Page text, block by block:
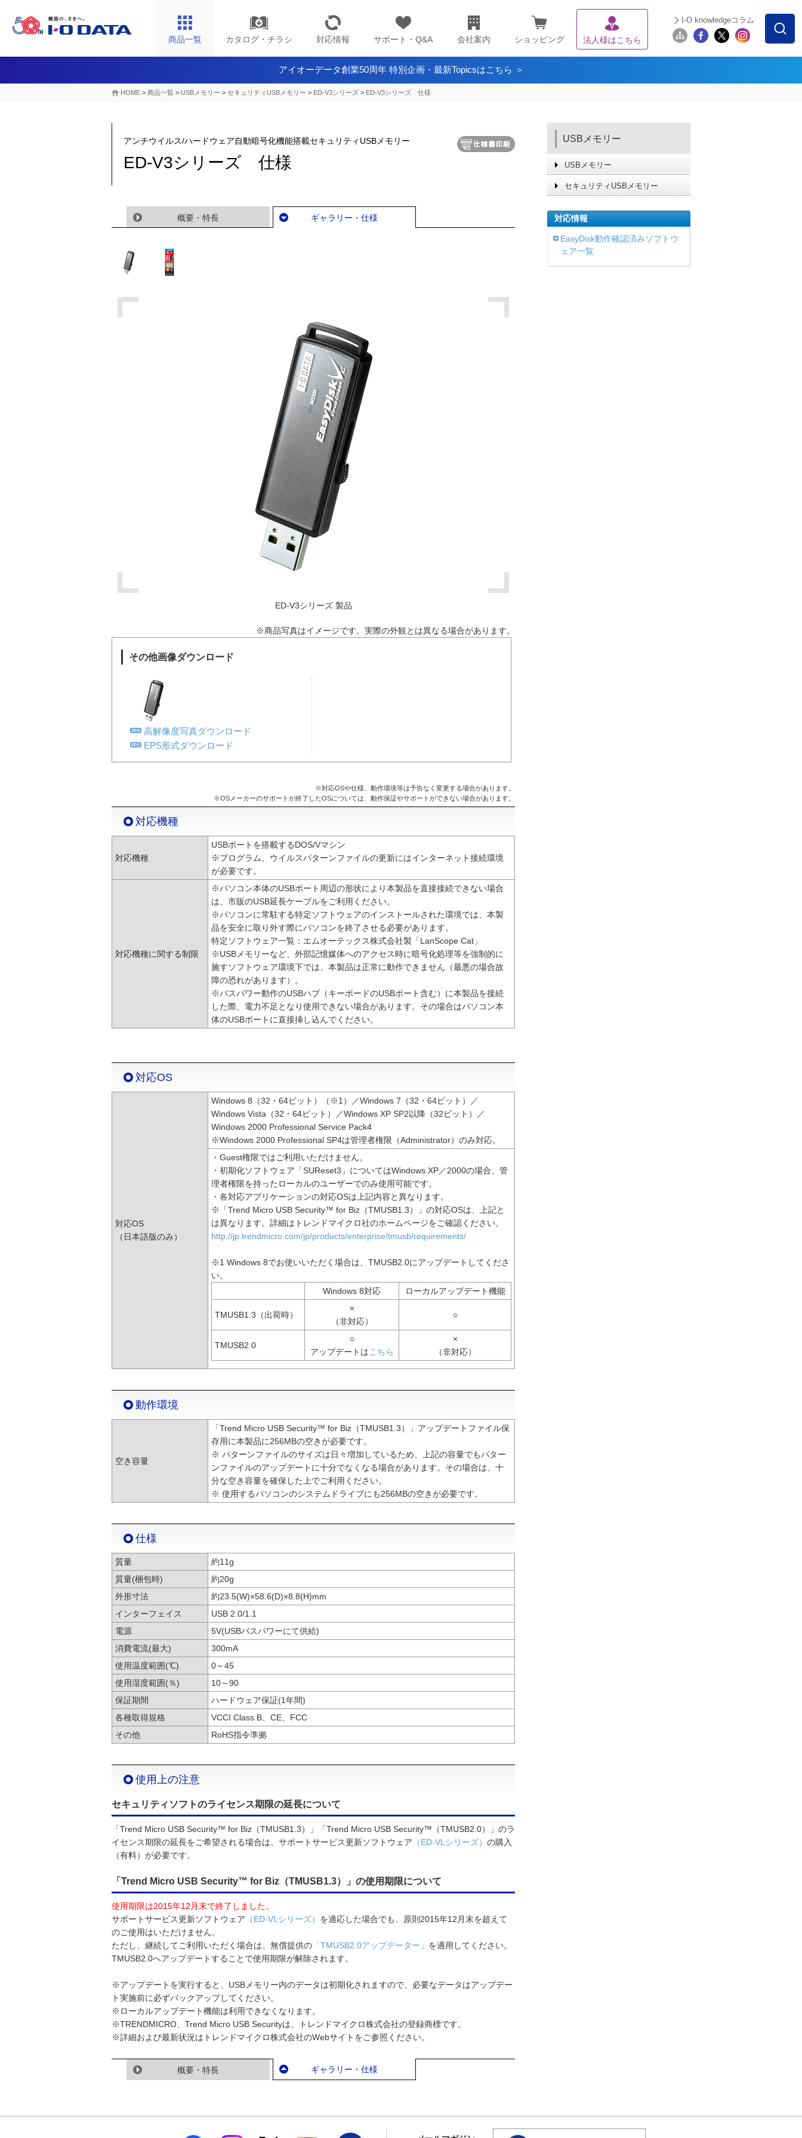
商品一覧 カタログ・チラシ 対応情報 サポート・Q&A 会社案内 ショッピング 法人様はこちら
I-O knowledgeコラム
アイオーデータ創業50周年 特別企画・最新Topicsはこちら ＞
HOME > 商品一覧 > USBメモリー > セキュリティUSBメモリー > ED-V3シリーズ > ED-V3シリーズ 仕様
アンチウイルス/ハードウェア自動暗号化機能搭載セキュリティUSBメモリー
ED-V3シリーズ 仕様
概要・特長 ギャラリー・仕様
ED-V3シリーズ 製品
※商品写真はイメージです。実際の外観とは異なる場合があります。
その他画像ダウンロード
高解像度写真ダウンロード
EPS形式ダウンロード
※対応OSや仕様、動作環境等は予告なく変更する場合があります。
※OSメーカーのサポートが終了したOSについては、動作保証やサポートができない場合があります。
対応機種
対応機種
USBポートを搭載するDOS/Vマシン
※プログラム、ウイルスパターンファイルの更新にはインターネット接続環境
が必要です。
対応機種に関する制限
※パソコン本体のUSBポート周辺の形状により本製品を直接接続できない場合
は、市販のUSB延長ケーブルをご利用ください。
※パソコンに常駐する特定ソフトウェアのインストールされた環境では、本製
品を安全に取り外す際にパソコンを終了させる必要があります。
特定ソフトウェア一覧：エムオーテックス株式会社製「LanScope Cat」
※USBメモリーなど、外部記憶媒体へのアクセス時に暗号化処理等を強制的に
施すソフトウェア環境下では、本製品は正常に動作できません（最悪の場合故
障の恐れがあります）。
※バスパワー動作のUSBハブ（キーボードのUSBポート含む）に本製品を接続
した際、電力不足となり使用できない場合があります。その場合はパソコン本
体のUSBポートに直接挿し込んでください。
対応OS
対応OS
（日本語版のみ）
Windows 8（32・64ビット）（※1）／Windows 7（32・64ビット）／
Windows Vista（32・64ビット）／Windows XP SP2以降（32ビット）／
Windows 2000 Professional Service Pack4
※Windows 2000 Professional SP4は管理者権限（Administrator）のみ対応。
・Guest権限ではご利用いただけません。
・初期化ソフトウェア「SUReset3」についてはWindows XP／2000の場合、管
理者権限を持ったローカルのユーザーでのみ使用可能です。
・各対応アプリケーションの対応OSは上記内容と異なります。
※「Trend Micro USB Security™ for Biz（TMUSB1.3）」の対応OSは、上記と
は異なります。詳細はトレンドマイクロ社のホームページをご確認ください。
http://jp.trendmicro.com/jp/products/enterprise/tmusb/requirements/
※1 Windows 8でお使いいただく場合は、TMUSB2.0にアップデートしてくださ
い。
Windows 8対応
ローカルアップデート機能
TMUSB1.3（出荷時）
×
（非対応）
○
TMUSB2.0
○
アップデートはこちら
×
（非対応）
動作環境
空き容量
「Trend Micro USB Security™ for Biz（TMUSB1.3）」アップデートファイル保
存用に本製品に256MBの空きが必要です。
※ パターンファイルのサイズは日々増加しているため、上記の容量でもパター
ンファイルのアップデートに十分でなくなる場合があります。その場合は、十
分な空き容量を確保した上でご利用ください。
※ 使用するパソコンのシステムドライブにも256MBの空きが必要です。
仕様
質量
約11g
質量(梱包時)
約20g
外形寸法
約23.5(W)×58.6(D)×8.8(H)mm
インターフェイス
USB 2.0/1.1
電源
5V(USBバスパワーにて供給)
消費電流(最大)
300mA
使用温度範囲(℃)
0～45
使用湿度範囲(％)
10～90
保証期間
ハードウェア保証(1年間)
各種取得規格
VCCI Class B、CE、FCC
その他
RoHS指令準拠
使用上の注意
セキュリティソフトのライセンス期限の延長について
「Trend Micro USB Security™ for Biz（TMUSB1.3）」「Trend Micro USB Security™（TMUSB2.0）」のラ
イセンス期限の延長をご希望される場合は、サポートサービス更新ソフトウェア （ED-VLシリーズ） の購入
（有料）が必要です。
「Trend Micro USB Security™ for Biz（TMUSB1.3）」の使用期限について
使用期限は2015年12月末で終了しました。
サポートサービス更新ソフトウェア （ED-VLシリーズ） を適応した場合でも、原則2015年12月末を超えて
のご使用はいただけません。
ただし、継続してご利用いただく場合は、無償提供の 「TMUSB2.0アップデーター」 を適用してください。
TMUSB2.0へアップデートすることで使用期限が解除されます。
※アップデートを実行すると、USBメモリー内のデータは初期化されますので、必要なデータはアップデー
ト実施前に必ずバックアップしてください。
※ローカルアップデート機能は利用できなくなります。
※TRENDMICRO、Trend Micro USB Securityは、トレンドマイクロ株式会社の登録商標です。
※詳細および最新状況はトレンドマイクロ株式会社のWebサイトをご参照ください。
概要・特長 ギャラリー・仕様
USBメモリー
USBメモリー
セキュリティUSBメモリー
対応情報
EasyDisk動作確認済みソフトウ
ェア一覧